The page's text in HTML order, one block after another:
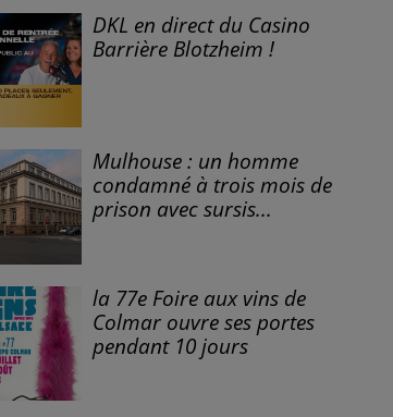
DKL en direct du Casino
Barrière Blotzheim !
Mulhouse : un homme
condamné à trois mois de
prison avec sursis...
la 77e Foire aux vins de
Colmar ouvre ses portes
pendant 10 jours